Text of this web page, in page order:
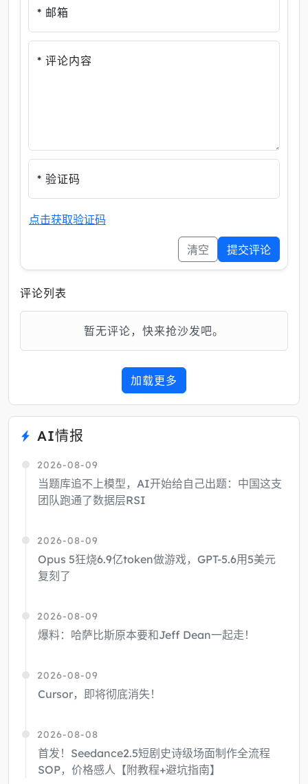
* 邮箱
* 评论内容
* 验证码
点击获取验证码
清空 提交评论
评论列表
暂无评论，快来抢沙发吧。
加载更多
AI情报
2026-08-09
当题库追不上模型，AI开始给自己出题：中国这支
团队跑通了数据层RSI
2026-08-09
Opus 5狂烧6.9亿token做游戏，GPT-5.6用5美元
复刻了
2026-08-09
爆料：哈萨比斯原本要和Jeff Dean一起走！
2026-08-09
Cursor，即将彻底消失！
2026-08-08
首发！Seedance2.5短剧史诗级场面制作全流程
SOP，价格感人【附教程+避坑指南】